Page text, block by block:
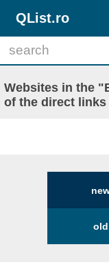
QList.ro
Websites in the
of the direct
old